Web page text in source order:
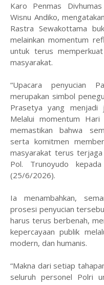
Karo Penmas
Wisnu Andiko,
Rastra Sewakottama
melainkan momentum
untuk terus
masyarakat.
“Upacara penyucian
merupakan simbol
Prasetya yang menjadi
Melalui momentum
memastikan bahwa
serta komitmen
masyarakat terus
Pol. Trunoyudo
(25/6/2026).
Ia menambahkan,
prosesi penyucian
harus terus berbenah,
kepercayaan publik
modern, dan humanis.
“Makna dari setiap
seluruh personel Polri